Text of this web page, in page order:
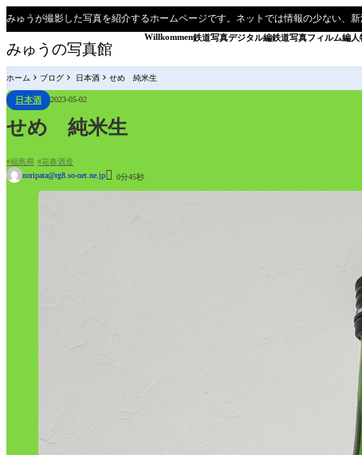
みゅうが撮影した写真を紹介するホームページです。ネットでは情報の少ない、
みゅうの写真館
Willkommen鉄道写真デジタル編鉄道写真フィルム編
ホーム ブログ 日本酒 せめ 純米生
日本酒 2023-05-02
せめ 純米生
福島県
花春酒造
noripata@rg8.so-net.ne.jp 0分45秒